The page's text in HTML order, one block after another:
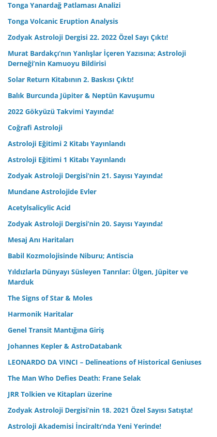
Tonga Yanardağ Patlaması Analizi
Tonga Volcanic Eruption Analysis
Zodyak Astroloji Dergisi 22. 2022 Özel Sayı Çıktı!
Murat Bardakçı’nın Yanlışlar İçeren Yazısına; Astroloji
Derneği’nin Kamuoyu Bildirisi
Solar Return Kitabının 2. Baskısı Çıktı!
Balık Burcunda Jüpiter & Neptün Kavuşumu
2022 Gökyüzü Takvimi Yayında!
Coğrafi Astroloji
Astroloji Eğitimi 2 Kitabı Yayınlandı
Astroloji Eğitimi 1 Kitabı Yayınlandı
Zodyak Astroloji Dergisi’nin 21. Sayısı Yayında!
Mundane Astrolojide Evler
Acetylsalicylic Acid
Zodyak Astroloji Dergisi’nin 20. Sayısı Yayında!
Mesaj Anı Haritaları
Babil Kozmolojisinde Niburu; Antiscia
Yıldızlarla Dünyayı Süsleyen Tanrılar: Ülgen, Jüpiter ve
Marduk
The Signs of Star & Moles
Harmonik Haritalar
Genel Transit Mantığına Giriş
Johannes Kepler & AstroDatabank
LEONARDO DA VINCI – Delineations of Historical Geniuses
The Man Who Defies Death: Frane Selak
JRR Tolkien ve Kitapları üzerine
Zodyak Astroloji Dergisi’nin 18. 2021 Özel Sayısı Satışta!
Astroloji Akademisi İnciraltı’nda Yeni Yerinde!